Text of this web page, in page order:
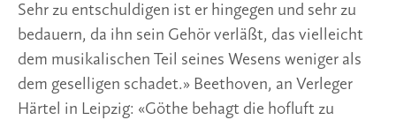
Sehr zu entschuldigen ist er hingegen und sehr zu
bedauern, da ihn sein Gehör verläßt, das vielleicht
dem musikalischen Teil seines Wesens weniger als
dem geselligen schadet.» Beethoven, an Verleger
Härtel in Leipzig: «Göthe behagt die hofluft zu